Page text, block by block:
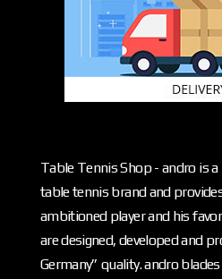
Table Tennis Shop - andro is
table tennis brand and
ambitioned player and his
are designed, developed and
Germany” quality. andro